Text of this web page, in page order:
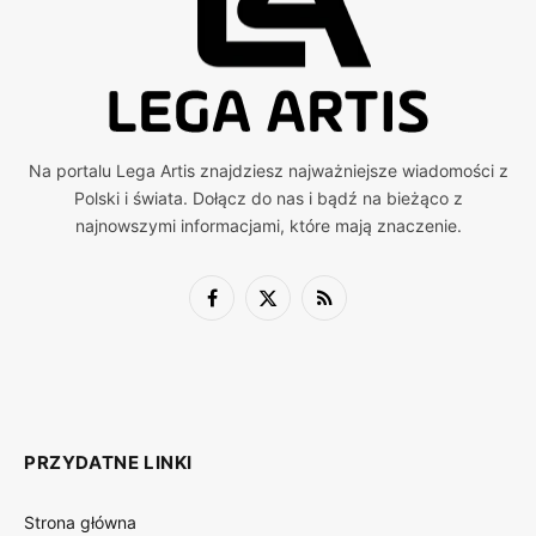
Na portalu Lega Artis znajdziesz najważniejsze wiadomości z
Polski i świata. Dołącz do nas i bądź na bieżąco z
najnowszymi informacjami, które mają znaczenie.
Facebook
X
RSS
PRZYDATNE LINKI
Strona główna